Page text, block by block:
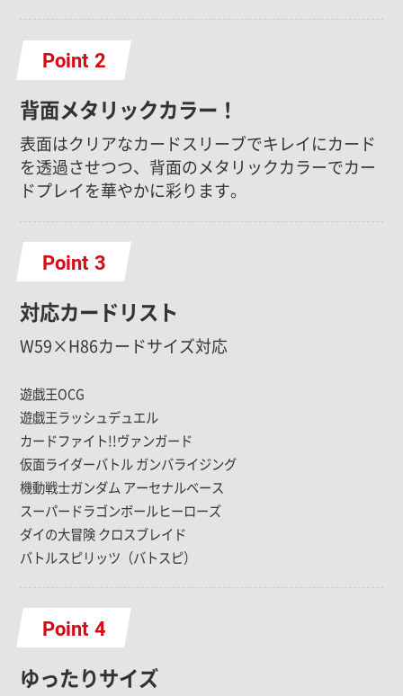
Point
背面メタリックカラー！
表面はクリアなカードスリーブでキレイにカード
を透過させつつ、背面のメタリックカラーでカー
ドプレイを華やかに彩ります。
Point
対応カードリスト
W59×H86カードサイズ対応
遊戯王OCG
遊戯王ラッシュデュエル
カードファイト!!ヴァンガード
仮面ライダーバトル ガンバライジング
機動戦士ガンダム アーセナルベース
スーパードラゴンボールヒーローズ
ダイの大冒険 クロスブレイド
バトルスピリッツ（バトスピ）
Point
ゆったりサイズ